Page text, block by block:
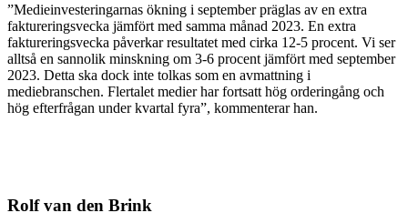
”Medieinvesteringarnas ökning i september präglas av en extra
faktureringsvecka jämfört med samma månad 2023. En extra
faktureringsvecka påverkar resultatet med cirka 12-5 procent. Vi ser
alltså en sannolik minskning om 3-6 procent jämfört med september
2023. Detta ska dock inte tolkas som en avmattning i
mediebranschen. Flertalet medier har fortsatt hög orderingång och
hög efterfrågan under kvartal fyra”, kommenterar han.
Rolf van den Brink